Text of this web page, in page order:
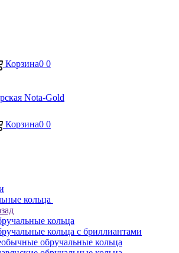
Корзина0 0
Корзина0 0
кольца
кольца
кольца с бриллиантами
обручальные кольца